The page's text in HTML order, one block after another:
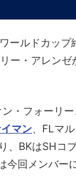
ールドカッ
ー・アレンゼ
・フォーリ
マン、FLマ
、BKはSHコ
今回メンバー